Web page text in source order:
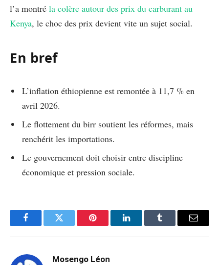
l’a montré la colère autour des prix du carburant au
Kenya, le choc des prix devient vite un sujet social.
En bref
L’inflation éthiopienne est remontée à 11,7 % en
avril 2026.
Le flottement du birr soutient les réformes, mais
renchérit les importations.
Le gouvernement doit choisir entre discipline
économique et pression sociale.
FacebookTwitter Pinterest LinkedInTumblr Email
Mosengo Léon